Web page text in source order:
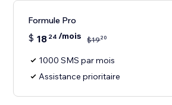
Formule Pro
$ 18 24 /mois $1920
1000 SMS par mois
Assistance prioritaire